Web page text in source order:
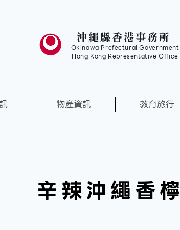
沖繩縣香港事務所
Okinawa Prefectural Government
Hong Kong Representative Office
物產資訊 教育旅行
辛辣沖繩香檸